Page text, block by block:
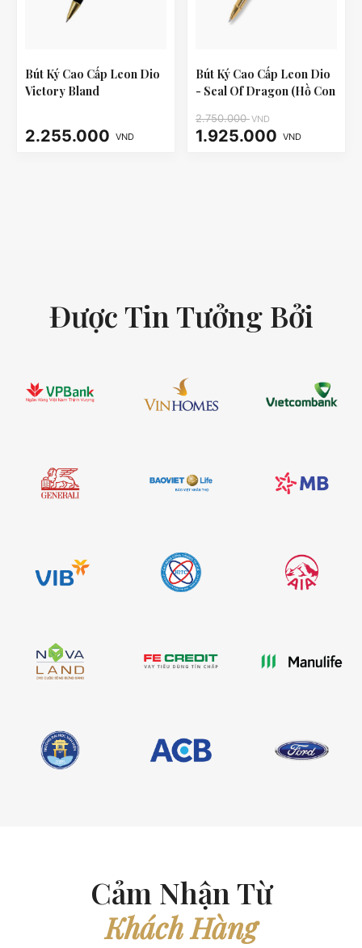
Bút Ký Cao Cấp Leon Dio
Victory Bland
2.255.000 VND
Bút Ký Cao Cấp Leon Dio
- Seal Of Dragon (Hồ Con
2.750.000VND
1.925.000 VND
Được Tin Tưởng Bởi
Cảm Nhận Từ
Khách Hàng